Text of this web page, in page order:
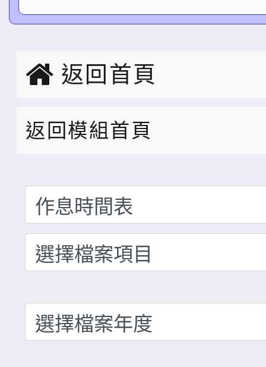
芬老師
度家長會會長
狂賀 本校參加桃園市
二名
度家長會會長
賀本校同學獲114年度
作(吳沛庭)、童詩創作
妍)、童詩創作組佳作
師、謝采玶老師、張美
025臺灣燈會花燈競賽
恭賀本校師長參加114
賽榮獲優良成績，幼兒
任教師組國語朗讀第一
林珮雯老師教師組作文
美惠老師社會組字音字
賀 本校躲避球隊榮獲
選拔賽男女混合組殿軍
狂賀 本校參加桃園市
技能競賽水火箭競賽
二名
賀 本校六年一班林芸
2年度桃園市語文競賽
賀 本校林珮雯主任榮
返回首頁
返回模組首頁